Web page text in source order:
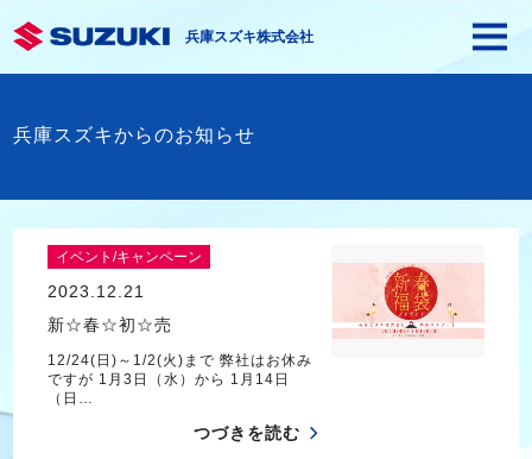
兵庫スズキ株式会社
兵庫スズキからのお知らせ
イベント/キャンペーン
2023.12.21
新☆春☆初☆売
12/24(日)～1/2(火)まで 弊社はお休み
ですが 1月3日（水）から 1月14日
（日…
つづきを読む